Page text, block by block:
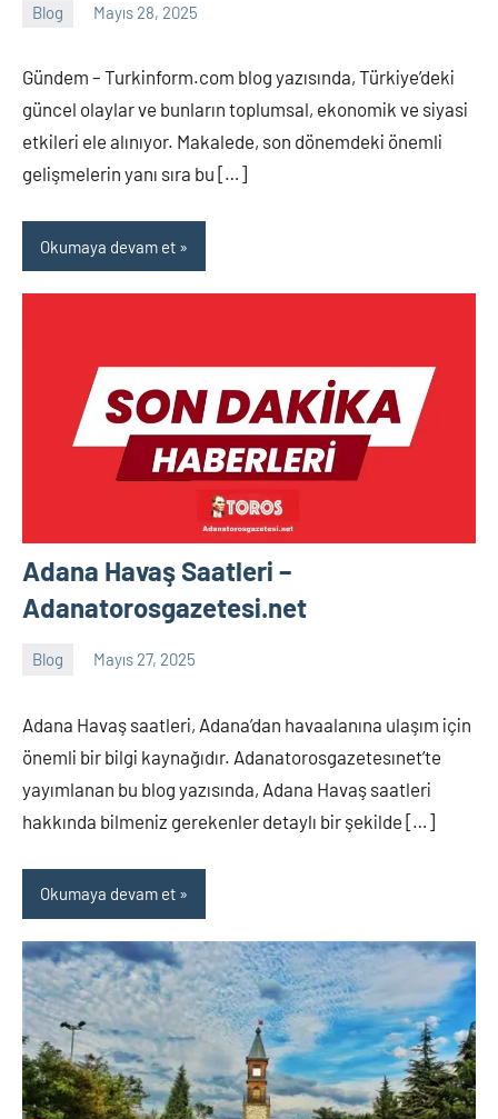
Blog Mayıs 28, 2025
Tukav
Yorum
Gündem – Turkinform.com blog yazısında, Türkiye’deki
güncel olaylar ve bunların toplumsal, ekonomik ve siyasi
etkileri ele alınıyor. Makalede, son dönemdeki önemli
gelişmelerin yanı sıra bu […]
Okumaya devam et
Adana Havaş Saatleri –
Adanatorosgazetesi.net
Blog Mayıs 27, 2025
Tukav
Yorum
Adana Havaş saatleri, Adana’dan havaalanına ulaşım için
önemli bir bilgi kaynağıdır. Adanatorosgazetesınet’te
yayımlanan bu blog yazısında, Adana Havaş saatleri
hakkında bilmeniz gerekenler detaylı bir şekilde […]
Okumaya devam et